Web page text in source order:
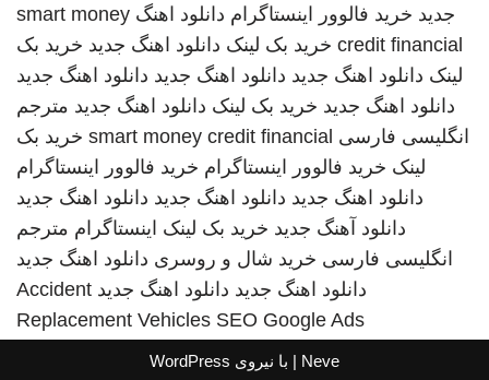
جدید خرید فالوور اینستاگرام دانلود اهنگ smart money
credit financial خرید بک لینک دانلود اهنگ جدید خرید بک
لینک دانلود اهنگ جدید دانلود اهنگ جدید دانلود اهنگ جدید
دانلود اهنگ جدید خرید بک لینک دانلود اهنگ جدید مترجم
انگلیسی فارسی smart money credit financial خرید بک
لینک خرید فالوور اینستاگرام خرید فالوور اینستاگرام
دانلود اهنگ جدید دانلود اهنگ جدید دانلود اهنگ جدید
دانلود آهنگ جدید خرید بک لینک اینستاگرام مترجم
انگلیسی فارسی خرید شال و روسری دانلود اهنگ جدید
دانلود اهنگ جدید دانلود اهنگ جدید Accident
Replacement Vehicles SEO Google Ads
Neve | با نیروی WordPress